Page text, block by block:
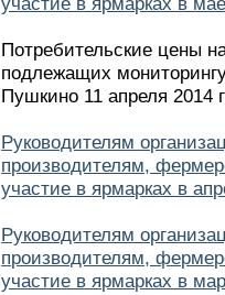
Потребительские цены
подлежащих
Пушкино 11 апреля 2014
Руководителям
производителям,
участие в ярмарках в
Руководителям
производителям,
участие в ярмарках в